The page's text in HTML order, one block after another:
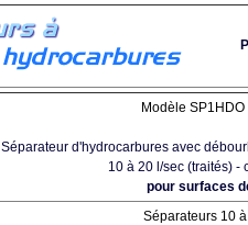
Modèle
Séparateur d'hydrocarbures avec
10 à 20 l/sec (traités) -
pour surfaces
Séparateurs 10